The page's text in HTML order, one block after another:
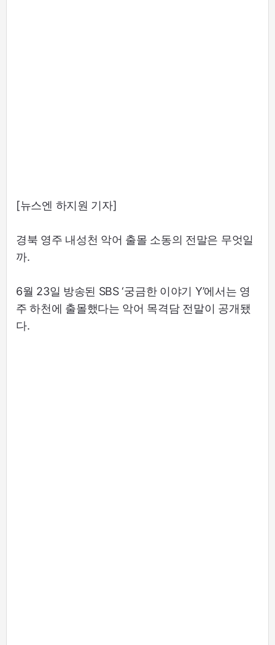
[뉴스엔 하지원 기자]
경북 영주 내성천 악어 출몰 소동의 전말은 무엇일
까.
6월 23일 방송된 SBS ‘궁금한 이야기 Y’에서는 영
주 하천에 출몰했다는 악어 목격담 전말이 공개됐
다.